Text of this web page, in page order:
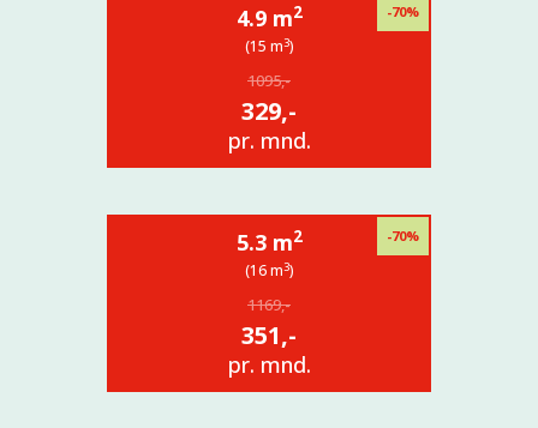
-70%
4.9 m2
(15 m3)
1095,-
329,-
pr. mnd.
-70%
5.3 m2
(16 m3)
1169,-
351,-
pr. mnd.